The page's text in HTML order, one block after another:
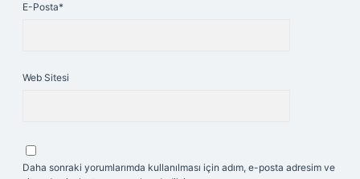
E-Posta*
Web Sitesi
Daha sonraki yorumlarımda kullanılması için adım, e-posta adresim ve